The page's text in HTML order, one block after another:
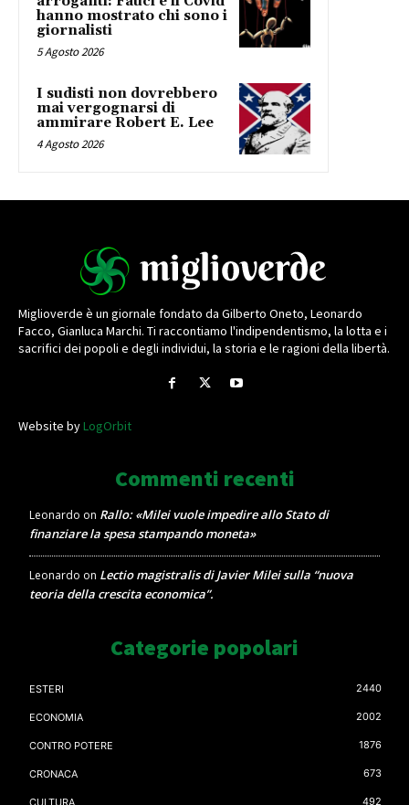
hanno mostrato chi sono i
giornalisti
5 Agosto 2026
I sudisti non dovrebbero
mai vergognarsi di
ammirare Robert E. Lee
4 Agosto 2026
Miglioverde è un giornale fondato da Gilberto Oneto, Leonardo
Facco, Gianluca Marchi. Ti raccontiamo l'indipendentismo, la lotta e i
sacrifici dei popoli e degli individui, la storia e le ragioni della libertà.
Website byLogOrbit
Commenti recenti
Leonardo on Rallo: «Milei vuole impedire allo Stato di
finanziare la spesa stampando moneta»
Leonardo on Lectio magistralis di Javier Milei sulla “nuova
teoria della crescita economica”.
Categorie popolari
ESTERI 2440
ECONOMIA 2002
CONTRO POTERE 1876
CRONACA 673
CULTURA 492